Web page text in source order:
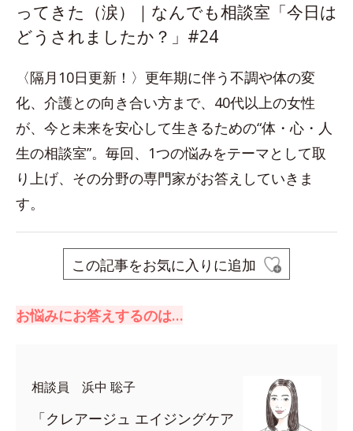
ってきた（涙）｜なんでも相談室「今日は
どうされましたか？」#24
〈隔月10日更新！〉更年期に伴う不調や体の変
化、介護との向き合い方まで、40代以上の女性
が、今と未来を安心して生きるための“体・心・人
生の相談室”。毎回、1つの悩みをテーマとして取
り上げ、その分野の専門家がお答えしていきま
す。
この記事をお気に入りに追加
お悩みにお答えするのは…
相談員 浜中 聡子
「クレアージュ エイジングケア